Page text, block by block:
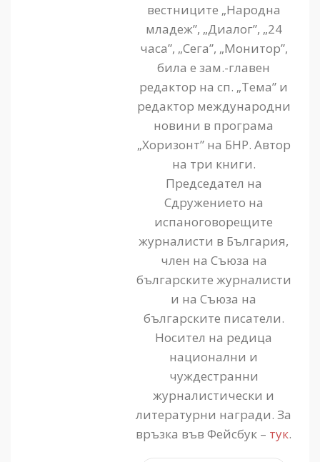
вестниците „Народна
младеж”, „Диалог”, „24
часа”, „Сега”, „Монитор”,
била е зам.-главен
редактор на сп. „Тема” и
редактор международни
новини в програма
„Хоризонт” на БНР. Автор
на три книги.
Председател на
Сдружението на
испаноговорещите
журналисти в България,
член на Съюза на
българските журналисти
и на Съюза на
българските писатели.
Носител на редица
национални и
чуждестранни
журналистически и
литературни награди. За
връзка във Фейсбук – тук.